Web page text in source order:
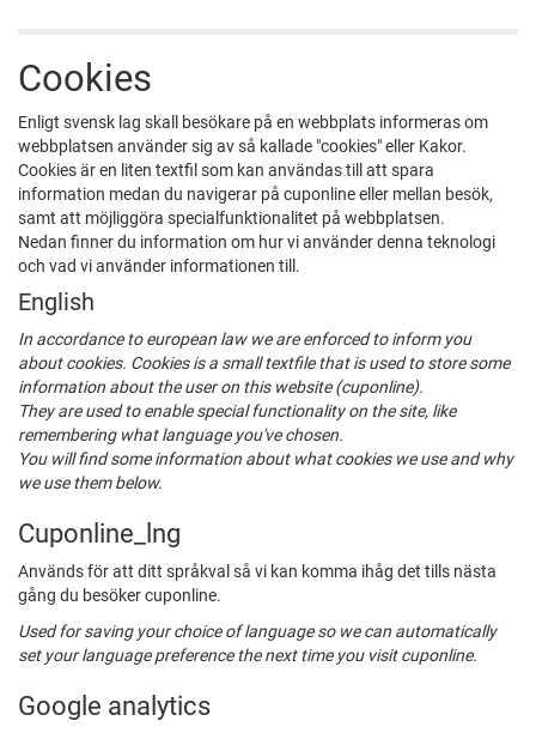
Cookies
Enligt svensk lag skall besökare på en webbplats informeras om
webbplatsen använder sig av så kallade "cookies" eller Kakor.
Cookies är en liten textfil som kan användas till att spara
information medan du navigerar på cuponline eller mellan besök,
samt att möjliggöra specialfunktionalitet på webbplatsen.
Nedan finner du information om hur vi använder denna teknologi
och vad vi använder informationen till.
English
In accordance to european law we are enforced to inform you
about cookies. Cookies is a small textfile that is used to store some
information about the user on this website (cuponline).
They are used to enable special functionality on the site, like
remembering what language you've chosen.
You will find some information about what cookies we use and why
we use them below.
Cuponline_lng
Används för att ditt språkval så vi kan komma ihåg det tills nästa
gång du besöker cuponline.
Used for saving your choice of language so we can automatically
set your language preference the next time you visit cuponline.
Google analytics